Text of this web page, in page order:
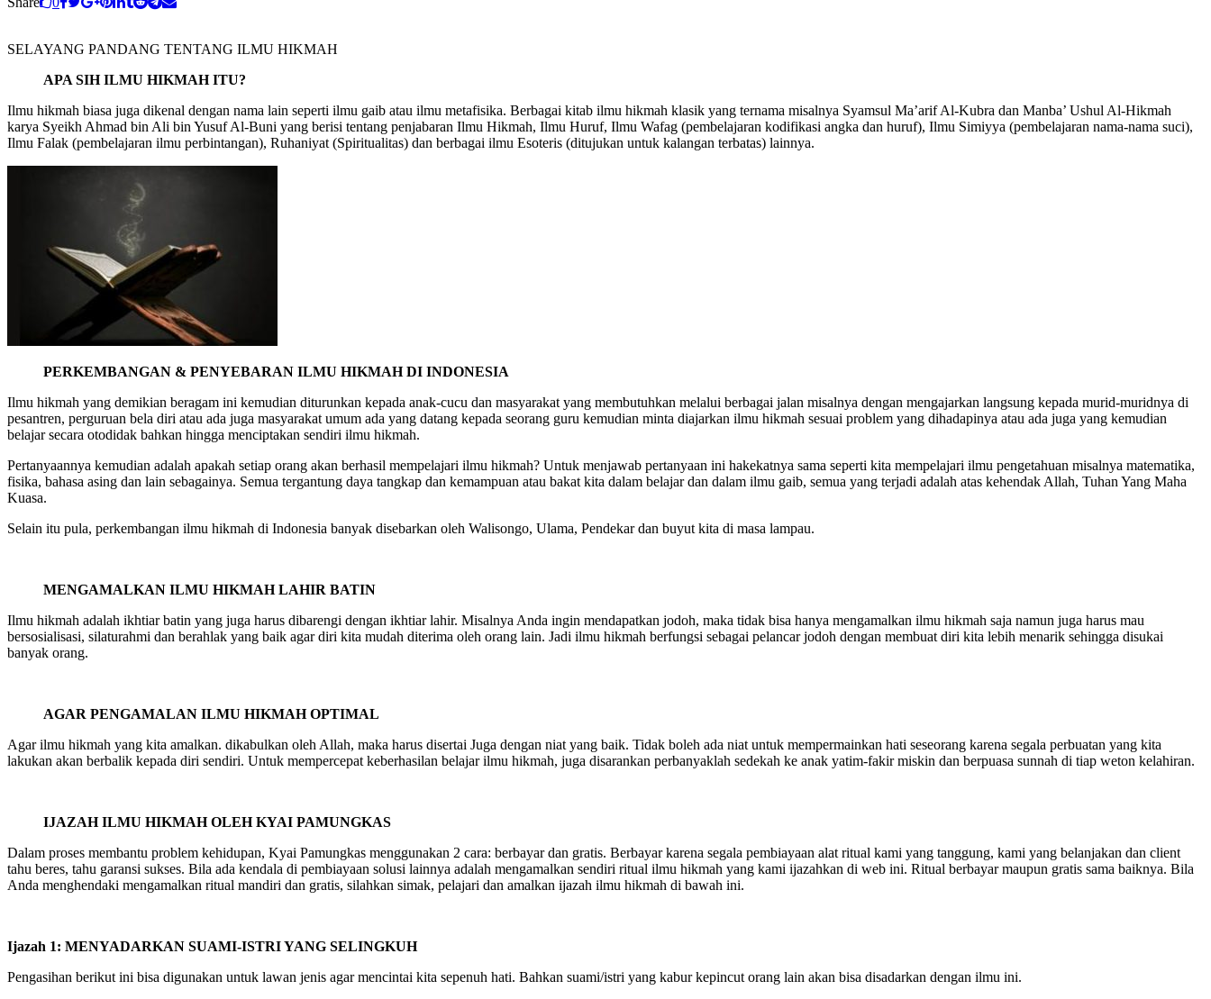
SELAYANG PANDANG TENTANG ILMU HIKMAH
APA SIH ILMU HIKMAH ITU?
Ilmu hikmah biasa juga dikenal dengan nama lain seperti ilmu gaib atau ilmu metafisika. Berbagai kitab ilmu hikmah klasik yang ternama misalnya Syamsul Ma’arif Al-Kubra dan Manba’ Ushul Al-Hikmah
karya Syeikh Ahmad bin Ali bin Yusuf Al-Buni yang berisi tentang penjabaran Ilmu Hikmah, Ilmu Huruf, Ilmu Wafag (pembelajaran kodifikasi angka dan huruf), Ilmu Simiyya (pembelajaran nama-nama suci),
Ilmu Falak (pembelajaran ilmu perbintangan), Ruhaniyat (Spiritualitas) dan berbagai ilmu Esoteris (ditujukan untuk kalangan terbatas) lainnya.
PERKEMBANGAN & PENYEBARAN ILMU HIKMAH DI INDONESIA
Ilmu hikmah yang demikian beragam ini kemudian diturunkan kepada anak-cucu dan masyarakat yang membutuhkan melalui berbagai jalan misalnya dengan mengajarkan langsung kepada murid-muridnya di
pesantren, perguruan bela diri atau ada juga masyarakat umum ada yang datang kepada seorang guru kemudian minta diajarkan ilmu hikmah sesuai problem yang dihadapinya atau ada juga yang kemudian
belajar secara otodidak bahkan hingga menciptakan sendiri ilmu hikmah.
Pertanyaannya kemudian adalah apakah setiap orang akan berhasil mempelajari ilmu hikmah? Untuk menjawab pertanyaan ini hakekatnya sama seperti kita mempelajari ilmu pengetahuan misalnya matematika,
fisika, bahasa asing dan lain sebagainya. Semua tergantung daya tangkap dan kemampuan atau bakat kita dalam belajar dan dalam ilmu gaib, semua yang terjadi adalah atas kehendak Allah, Tuhan Yang Maha
Kuasa.
Selain itu pula, perkembangan ilmu hikmah di Indonesia banyak disebarkan oleh Walisongo, Ulama, Pendekar dan buyut kita di masa lampau.
MENGAMALKAN ILMU HIKMAH LAHIR BATIN
Ilmu hikmah adalah ikhtiar batin yang juga harus dibarengi dengan ikhtiar lahir. Misalnya Anda ingin mendapatkan jodoh, maka tidak bisa hanya mengamalkan ilmu hikmah saja namun juga harus mau
bersosialisasi, silaturahmi dan berahlak yang baik agar diri kita mudah diterima oleh orang lain. Jadi ilmu hikmah berfungsi sebagai pelancar jodoh dengan membuat diri kita lebih menarik sehingga disukai
banyak orang.
AGAR PENGAMALAN ILMU HIKMAH OPTIMAL
Agar ilmu hikmah yang kita amalkan. dikabulkan oleh Allah, maka harus disertai Juga dengan niat yang baik. Tidak boleh ada niat untuk mempermainkan hati seseorang karena segala perbuatan yang kita
lakukan akan berbalik kepada diri sendiri. Untuk mempercepat keberhasilan belajar ilmu hikmah, juga disarankan perbanyaklah sedekah ke anak yatim-fakir miskin dan berpuasa sunnah di tiap weton kelahiran.
IJAZAH ILMU HIKMAH OLEH KYAI PAMUNGKAS
Dalam proses membantu problem kehidupan, Kyai Pamungkas menggunakan 2 cara: berbayar dan gratis. Berbayar karena segala pembiayaan alat ritual kami yang tanggung, kami yang belanjakan dan client
tahu beres, tahu garansi sukses. Bila ada kendala di pembiayaan solusi lainnya adalah mengamalkan sendiri ritual ilmu hikmah yang kami ijazahkan di web ini. Ritual berbayar maupun gratis sama baiknya. Bila
Anda menghendaki mengamalkan ritual mandiri dan gratis, silahkan simak, pelajari dan amalkan ijazah ilmu hikmah di bawah ini.
Ijazah 1: MENYADARKAN SUAMI-ISTRI YANG SELINGKUH
Pengasihan berikut ini bisa digunakan untuk lawan jenis agar mencintai kita sepenuh hati. Bahkan suami/istri yang kabur kepincut orang lain akan bisa disadarkan dengan ilmu ini.